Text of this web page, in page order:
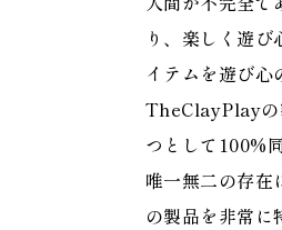
り、楽しく遊
イテムを遊び心
TheClayPlayの
つとして100%
唯一無二の存
の製品を非常